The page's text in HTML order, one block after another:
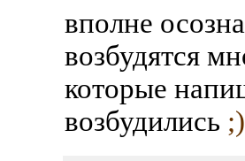
вполне
возбудятся
которые
возбудились ;)